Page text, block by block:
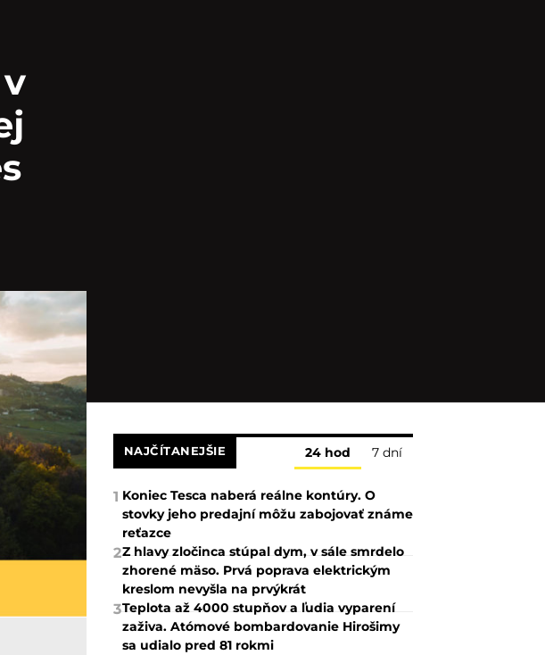
NAJČÍTANEJŠIE 24 hod 7 dní
1 Koniec Tesca naberá reálne kontúry. O
stovky jeho predajní môžu zabojovať známe
reťazce
2Z hlavy zločinca stúpal dym, v sále smrdelo
zhorené mäso. Prvá poprava elektrickým
kreslom nevyšla na prvýkrát
3Teplota až 4000 stupňov a ľudia vyparení
zaživa. Atómové bombardovanie Hirošimy
sa udialo pred 81 rokmi